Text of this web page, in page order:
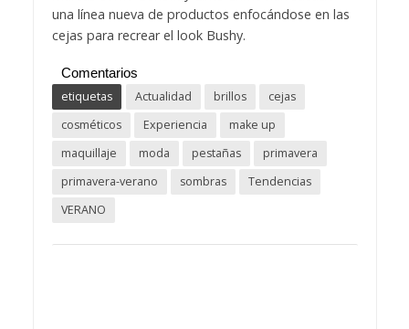
una línea nueva de productos enfocándose en las
cejas para recrear el look Bushy.
Comentarios
etiquetas
Actualidad brillos
cejas
cosméticos
Experiencia
make up
maquillaje
moda pestañas
primavera
primavera-verano
sombras
Tendencias
VERANO